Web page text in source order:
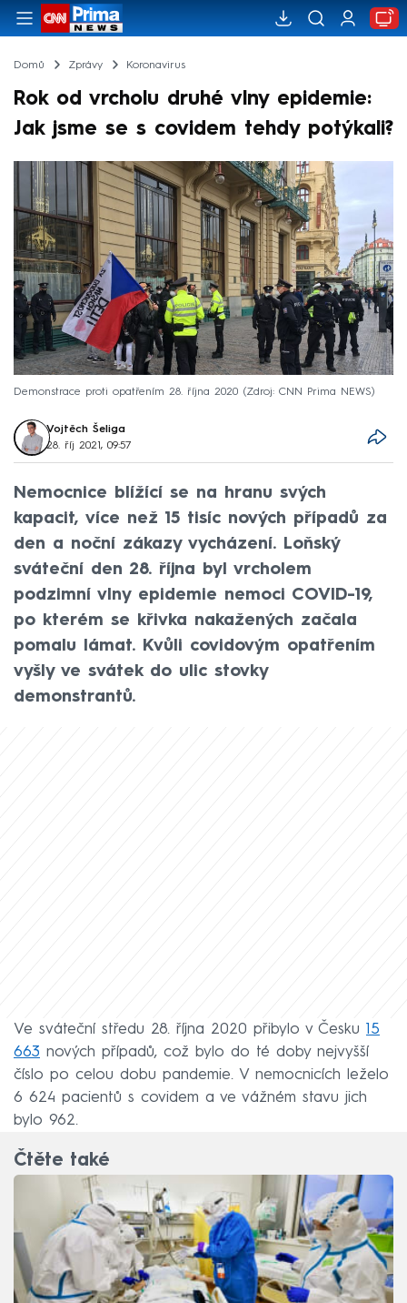
Domů Zprávy Koronavirus
Rok od vrcholu druhé vlny epidemie:
Jak jsme se s covidem tehdy potýkali?
Demonstrace proti opatřením 28. října 2020 Zdroj: CNN Prima NEWS
Vojtěch Šeliga
28. říj 2021, 09:57
Nemocnice blížící se na hranu svých
kapacit, více než 15 tisíc nových případů za
den a noční zákazy vycházení. Loňský
sváteční den 28. října byl vrcholem
podzimní vlny epidemie nemoci COVID-19,
po kterém se křivka nakažených začala
pomalu lámat. Kvůli covidovým opatřením
vyšly ve svátek do ulic stovky
demonstrantů.
Ve sváteční středu 28. října 2020 přibylo v Česku 15
663 nových případů, což bylo do té doby nejvyšší
číslo po celou dobu pandemie. V nemocnicích leželo
6 624 pacientů s covidem a ve vážném stavu jich
bylo 962.
Čtěte také